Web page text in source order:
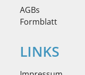
AGBs
Formblatt
LINKS